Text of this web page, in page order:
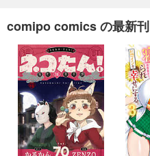
comipo comics の最新刊